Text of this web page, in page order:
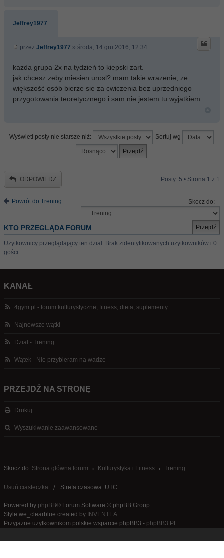
Jeffrey1977
przez Jeffrey1977 » środa, 14 gru 2016, 12:34
kazda grupa 2x na tydzień to kiepski zart.
jak chcesz zeby miesien urosl? mam takie wrazenie, ze
większość osób bierze sie za cwiczenia bez uprzedniego
przygotowania teoretycznego i sam nie jestem tu wyjatkiem.
Wyświetl posty nie starsze niż: Sortuj wg
ODPOWIEDZ Posty: 5 • Strona 1 z 1
Powrót do Trening Skocz do:
KTO PRZEGLĄDA FORUM
Użytkownicy przeglądający ten dział: Brak zidentyfikowanych użytkowników i 0
gości
KANAŁ
4gym.pl - forum kulturystyczne, fitness, dieta, suplementy
Najnowsze wątki
Dział - Trening
Wątek - Nie przybieram na wadze
PRZEJDŹ NA STRONĘ
Drukuj
Wyszukiwanie zaawansowane
Skocz do: Strona główna forum Kulturystyka i Fitness Trening
Usuń ciasteczka Strefa czasowa: UTC
Powered by phpBB® Forum Software © phpBB Group
Style we_clearblue created by INVENTEA
Przyjazne użytkownikom polskie wsparcie phpBB3 - phpBB3.PL